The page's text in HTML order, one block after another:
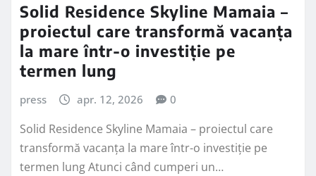
Solid Residence Skyline Mamaia –
proiectul care transformă vacanța
la mare într-o investiție pe
termen lung
press apr. 12, 2026 0
Solid Residence Skyline Mamaia – proiectul care
transformă vacanța la mare într-o investiție pe
termen lung Atunci când cumperi un…